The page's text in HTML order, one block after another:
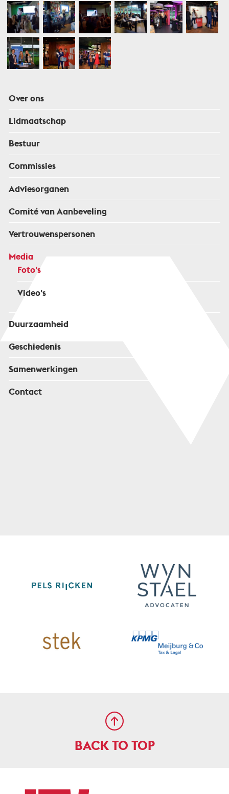
Over ons
Lidmaatschap
Bestuur
Commissies
Adviesorganen
Comité van Aanbeveling
Vertrouwenspersonen
Media
Foto's
Video's
Duurzaamheid
Geschiedenis
Samenwerkingen
Contact
BACK TO TOP